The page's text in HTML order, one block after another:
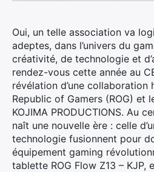
Oui, un telle association va
adeptes, dans l’univers du
créativité, de technologie et
rendez-vous cette année au
révélation d’une collaboration
Republic of Gamers (ROG) et
KOJIMA PRODUCTIONS. Au
naît une nouvelle ère : celle
technologie fusionnent pour
équipement gaming
tablette ROG Flow Z13 – KJP,